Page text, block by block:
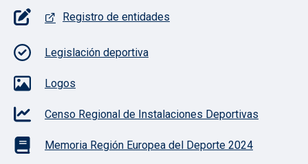
Pie de página con iconos
Registro de entidades
Legislación deportiva
Logos
Censo Regional de Instalaciones Deportivas
Memoria Región Europea del Deporte 2024